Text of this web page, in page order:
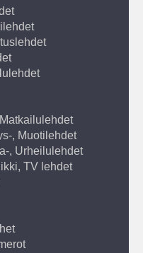
, Muotilehdet
, Urheilulehdet
TV lehdet